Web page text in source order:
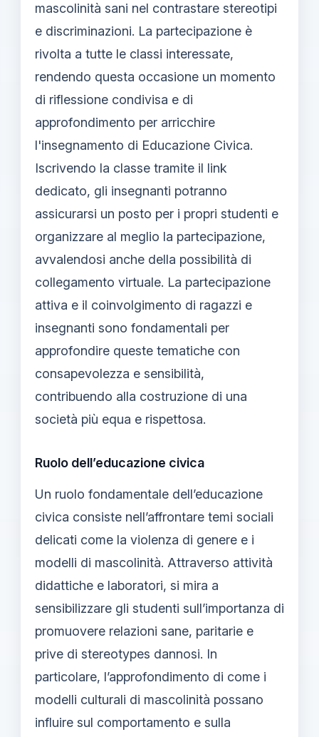
mascolinità sani nel contrastare stereotipi
e discriminazioni. La partecipazione è
rivolta a tutte le classi interessate,
rendendo questa occasione un momento
di riflessione condivisa e di
approfondimento per arricchire
l'insegnamento di Educazione Civica.
Iscrivendo la classe tramite il link
dedicato, gli insegnanti potranno
assicurarsi un posto per i propri studenti e
organizzare al meglio la partecipazione,
avvalendosi anche della possibilità di
collegamento virtuale. La partecipazione
attiva e il coinvolgimento di ragazzi e
insegnanti sono fondamentali per
approfondire queste tematiche con
consapevolezza e sensibilità,
contribuendo alla costruzione di una
società più equa e rispettosa.
Ruolo dell’educazione civica
Un ruolo fondamentale dell’educazione
civica consiste nell’affrontare temi sociali
delicati come la violenza di genere e i
modelli di mascolinità. Attraverso attività
didattiche e laboratori, si mira a
sensibilizzare gli studenti sull’importanza di
promuovere relazioni sane, paritarie e
prive di stereotypes dannosi. In
particolare, l’approfondimento di come i
modelli culturali di mascolinità possano
influire sul comportamento e sulla